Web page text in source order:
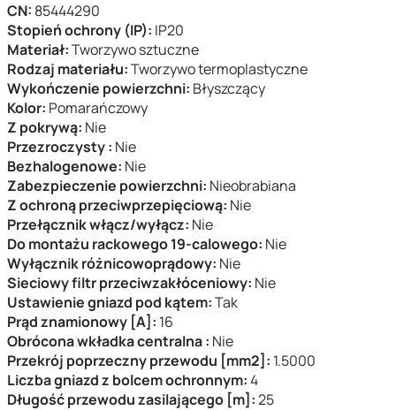
CN: 85444290
Stopień ochrony (IP): IP20
Materiał:Tworzywo sztuczne
Rodzaj materiału:Tworzywo termoplastyczne
Wykończenie powierzchni: Błyszczący
Kolor: Pomarańczowy
Z pokrywą: Nie
Przezroczysty : Nie
Bezhalogenowe: Nie
Zabezpieczenie powierzchni: Nieobrabiana
Z ochroną przeciwprzepięciową: Nie
Przełącznik włącz/wyłącz: Nie
Do montażu rackowego 19-calowego: Nie
Wyłącznik różnicowoprądowy: Nie
Sieciowy filtr przeciwzakłóceniowy: Nie
Ustawienie gniazd pod kątem:Tak
Prąd znamionowy [A]: 16
Obrócona wkładka centralna : Nie
Przekrój poprzeczny przewodu [mm2]: 1.5000
Liczba gniazd z bolcem ochronnym:4
Długość przewodu zasilającego [m]:25